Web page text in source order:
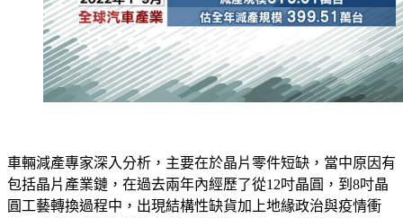
車輛減產專家深入分析，主要在於晶片零件短缺，當中原因有
包括晶片產業鏈，在過去兩年內經歷了從12吋晶圓，到8吋晶